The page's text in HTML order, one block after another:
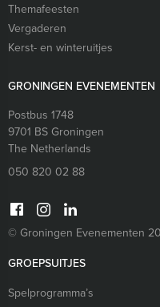
Themafeesten
Vergaderen
Kerst- en winteruitjes
GRONINGEN EVENEMENTEN
Postbus 1748
9701 BSGroningen
The Netherlands
050 820 02 88
© Groningen Evenementen
GROEPSUITJES
Spelprogramma’s